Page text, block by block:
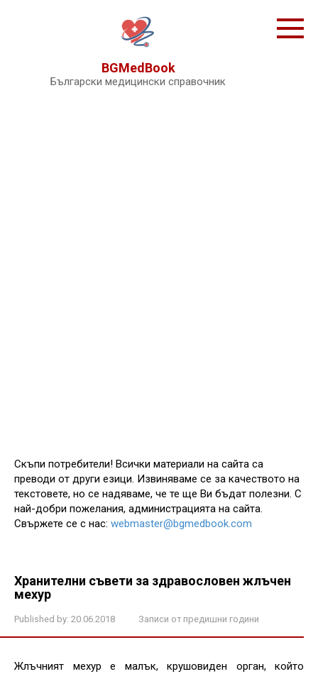
BGMedBook
Български медицински справочник
Скъпи потребители! Всички материали на сайта са
преводи от други езици. Извиняваме се за качеството на
текстовете, но се надяваме, че те ще Ви бъдат полезни. С
най-добри пожелания, администрацията на сайта.
Свържете се с нас: webmaster@bgmedbook.com
Хранителни съвети за здравословен жлъчен
мехур
Published by: 20.06.2018 Записи от предишни години
Жлъчният мехур е малък, крушовиден орган, който